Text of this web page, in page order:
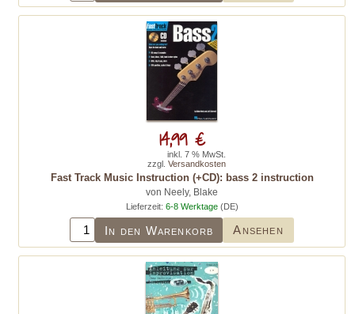
Fast Track Music Instruction (+CD): bass 2 instruction
von Neely, Blake
Lieferzeit: 6-8 Werktage(DE)
In den Warenkorb Ansehen
14,99 €
inkl. 7 % MwSt.
zzgl. Versandkosten